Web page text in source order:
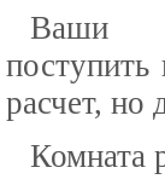
Ваши
расчет, но
Комната